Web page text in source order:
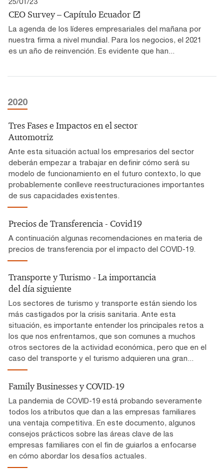
CEO Survey – Capítulo Ecuador
La agenda de los líderes empresariales del mañana por
nuestra firma a nivel mundial. Para los negocios, el 2021
es un año de reinvención. Es evidente que han...
2020
Tres Fases e Impactos en el sector
Automotriz
Ante esta situación actual los empresarios del sector
deberán empezar a trabajar en definir cómo será su
modelo de funcionamiento en el futuro contexto, lo que
probablemente conlleve reestructuraciones importantes
de sus capacidades existentes.
Precios de Transferencia - Covid19
A continuación algunas recomendaciones en materia de
precios de transferencia por el impacto del COVID-19.
Transporte y Turismo - La importancia
del día siguiente
Los sectores de turismo y transporte están siendo los
más castigados por la crisis sanitaria. Ante esta
situación, es importante entender los principales retos a
los que nos enfrentamos, que son comunes a muchos
otros sectores de la actividad económica, pero que en el
caso del transporte y el turismo adquieren una gran...
Family Businesses y COVID-19
La pandemia de COVID-19 está probando severamente
todos los atributos que dan a las empresas familiares
una ventaja competitiva. En este documento, algunos
consejos prácticos sobre las áreas clave de las
empresas familiares con el fin de guiarlos a enfocarse
en cómo abordar los desafíos actuales.